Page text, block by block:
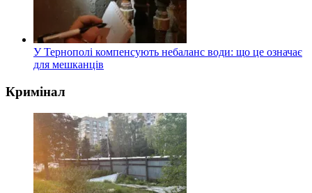
У Тернополі компенсують небаланс води: що це означає
для мешканців
Кримінал